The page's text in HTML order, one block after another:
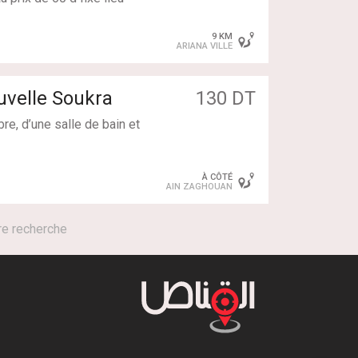
9 KM
ARIANA VILLE
Soukra 130 DT
d’une salle de bain et
À CÔTÉ
AIN ZAGHOUAN
recherche